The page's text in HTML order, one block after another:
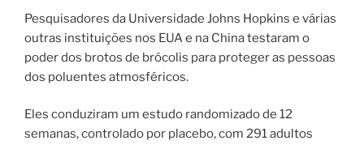
Pesquisadores da Universidade Johns Hopkins e várias
outras instituições nos EUA e na China testaram o
poder dos brotos de brócolis para proteger as pessoas
dos poluentes atmosféricos.
Eles conduziram um estudo randomizado de 12
semanas, controlado por placebo, com 291 adultos